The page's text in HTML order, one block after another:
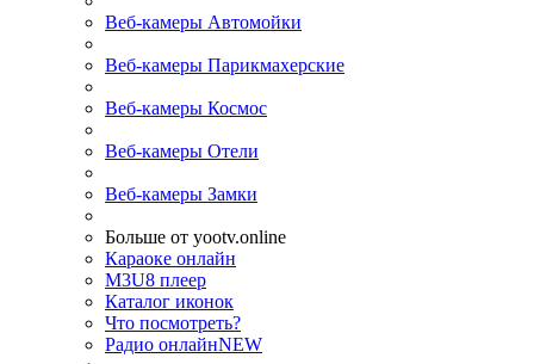
Веб-камеры Автомойки
Веб-камеры Парикмахерские
Веб-камеры Космос
Веб-камеры Отели
Веб-камеры Замки
Больше от yootv.online
Караоке онлайн
M3U8 плеер
Каталог иконок
Что посмотреть?
Радио онлайнNEW